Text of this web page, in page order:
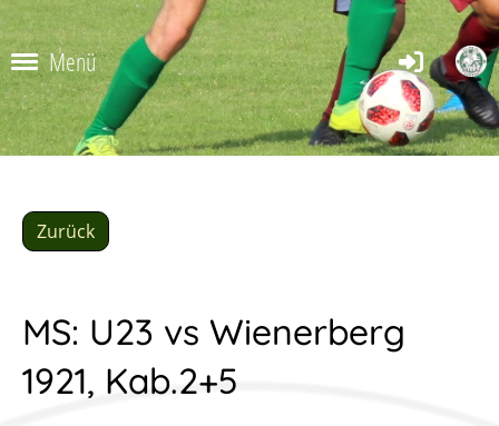
Menü
Zurück
MS: U23 vs Wienerberg
1921, Kab.2+5